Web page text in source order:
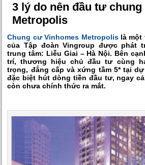
3 lý do nên đầu tư
Metropolis
Chung cư Vinhomes Metropolislà một
của Tập đoàn Vingroup được phát
trung tâm: Liễu Giai – Hà Nội. Bên
trí, thương hiệu chủ đầu tư cùng
trọng, đẳng cấp và xứng tầm 5* tại
đặc biệt hút dòng tiền đầu tư, ngay
còn chưa chính thức ra mắt.